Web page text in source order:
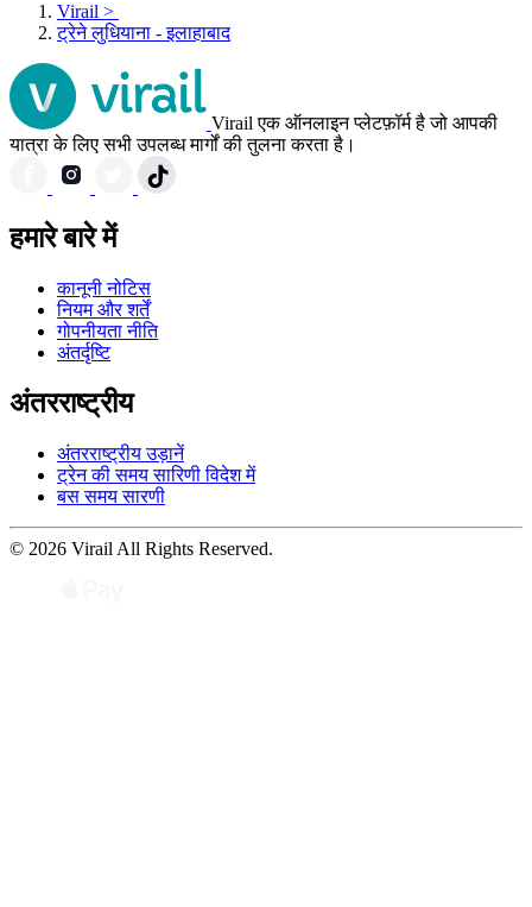
Virail >
ट्रेने लुधियाना - इलाहाबाद
Virail एक ऑनलाइन प्लेटफ़ॉर्म है जो आपकी
यात्रा के लिए सभी उपलब्ध मार्गों की तुलना करता है।
हमारे बारे में
कानूनी नोटिस
नियम और शर्तें
गोपनीयता नीति
अंतर्दृष्टि
अंतरराष्ट्रीय
अंतरराष्ट्रीय उड़ानें
ट्रेन की समय सारिणी विदेश में
बस समय सारणी
© 2026 Virail All Rights Reserved.